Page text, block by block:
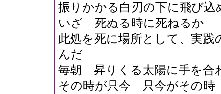
振りかかる白刃の下に飛び込
いざ 死ぬる時に死ねるか
此処を死に場所として、実
んだ
毎朝 昇りくる太陽に手を合
その時が只今 只今がその時